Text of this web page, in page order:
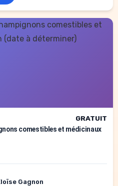
GRATUIT
comestibles et médicinaux
Gagnon